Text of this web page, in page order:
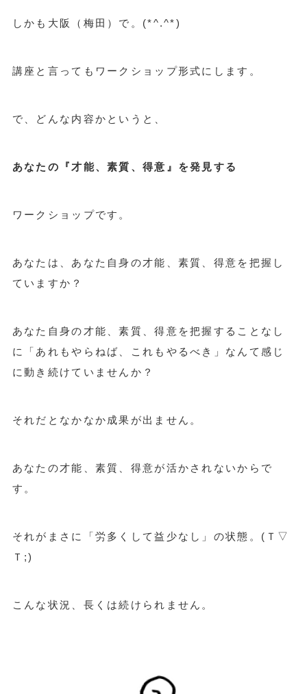
しかも大阪（梅田）で。(*^.^*)
講座と言ってもワークショップ形式にします。
で、どんな内容かというと、
あなたの『才能、素質、得意』を発見する
ワークショップです。
あなたは、あなた自身の才能、素質、得意を把握し
ていますか？
あなた自身の才能、素質、得意を把握することなし
に「あれもやらねば、これもやるべき」なんて感じ
に動き続けていませんか？
それだとなかなか成果が出ません。
あなたの才能、素質、得意が活かされないからで
す。
それがまさに「労多くして益少なし」の状態。(Ｔ▽
Ｔ;)
こんな状況、長くは続けられません。